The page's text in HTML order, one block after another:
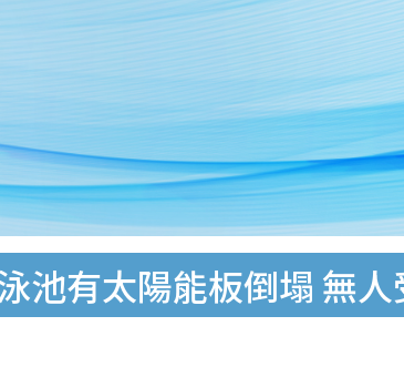
池有太陽能板倒塌 無